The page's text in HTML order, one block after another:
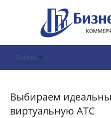
Лобня
Выбираем
виртуальную АТС